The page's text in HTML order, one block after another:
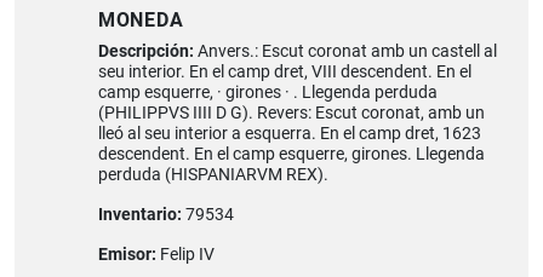
MONEDA
Descripción: Anvers.: Escut coronat amb un castell al
seu interior. En el camp dret, VIII descendent. En el
camp esquerre, · girones · . Llegenda perduda
(PHILIPPVS IIII D G). Revers: Escut coronat, amb un
lleó al seu interior a esquerra. En el camp dret, 1623
descendent. En el camp esquerre, girones. Llegenda
perduda (HISPANIARVM REX).
Inventario: 79534
Emisor: Felip IV